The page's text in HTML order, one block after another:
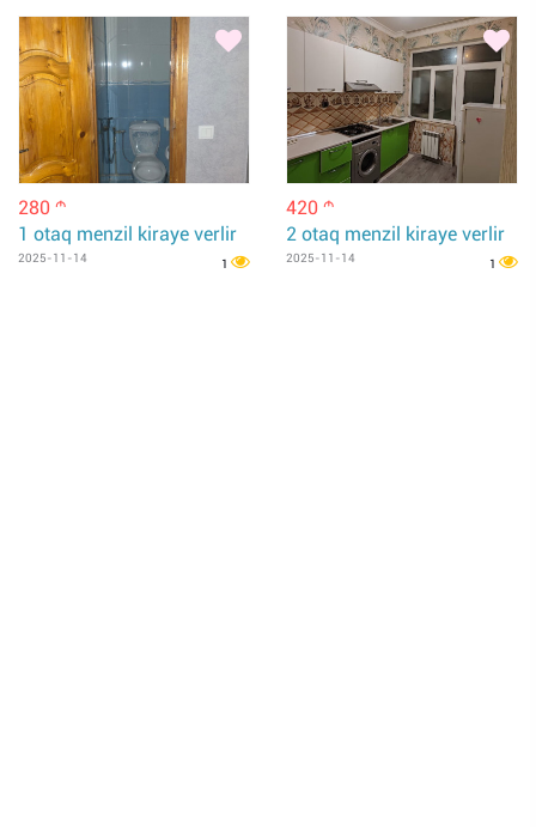
280 m
1 otaq menzil kiraye verlir
2025-11-14 1
420 m
2 otaq menzil kiraye verlir
2025-11-14 1